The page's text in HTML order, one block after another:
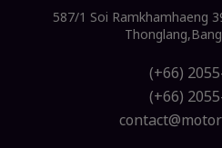
587/1 Soi Ramkhamhaeng
(+66)
(+66)